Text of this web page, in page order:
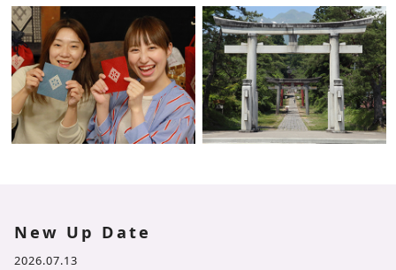
New Up Date
2026.07.13